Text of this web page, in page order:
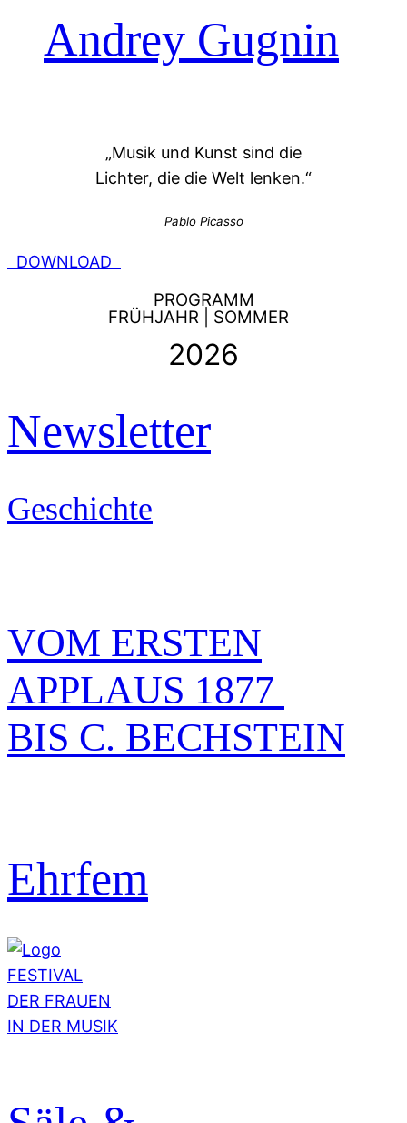
Andrey Gugnin
„Musik und Kunst sind die
Lichter, die die Welt lenken.“
Pablo Picasso
DOWNLOAD
PROGRAMM
FRÜHJAHR | SOMMER
2026
Newsletter
Geschichte
VOM ERSTEN
APPLAUS 1877
BIS C. BECHSTEIN
Ehrfem
FESTIVAL
DER FRAUEN
IN DER MUSIK